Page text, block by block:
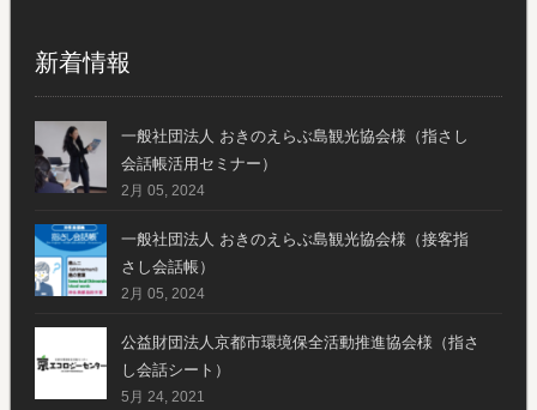
新着情報
一般社団法人 おきのえらぶ島観光協会様（指さし
会話帳活用セミナー）
2月 05, 2024
一般社団法人 おきのえらぶ島観光協会様（接客指
さし会話帳）
2月 05, 2024
公益財団法人京都市環境保全活動推進協会様（指さ
し会話シート）
5月 24, 2021